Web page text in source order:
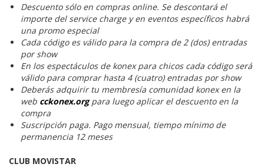
Descuento sólo en compras online. Se descontará el
importe del service charge y en eventos específicos habrá
una promo especial
Cada código es válido para la compra de 2 (dos) entradas
por show
En los espectáculos de konex para chicos cada código será
válido para comprar hasta 4 (cuatro) entradas por show
Deberás adquirir tu membresía comunidad konex en la
web cckonex.org para luego aplicar el descuento en la
compra
Suscripción paga. Pago mensual, tiempo mínimo de
permanencia 12 meses
CLUB MOVISTAR